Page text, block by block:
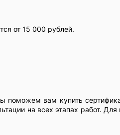
от 15 000 рублей.
поможем вам купить
на всех этапах работ.